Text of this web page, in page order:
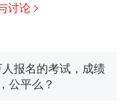
讨论
报名的考试，成绩
公平么？